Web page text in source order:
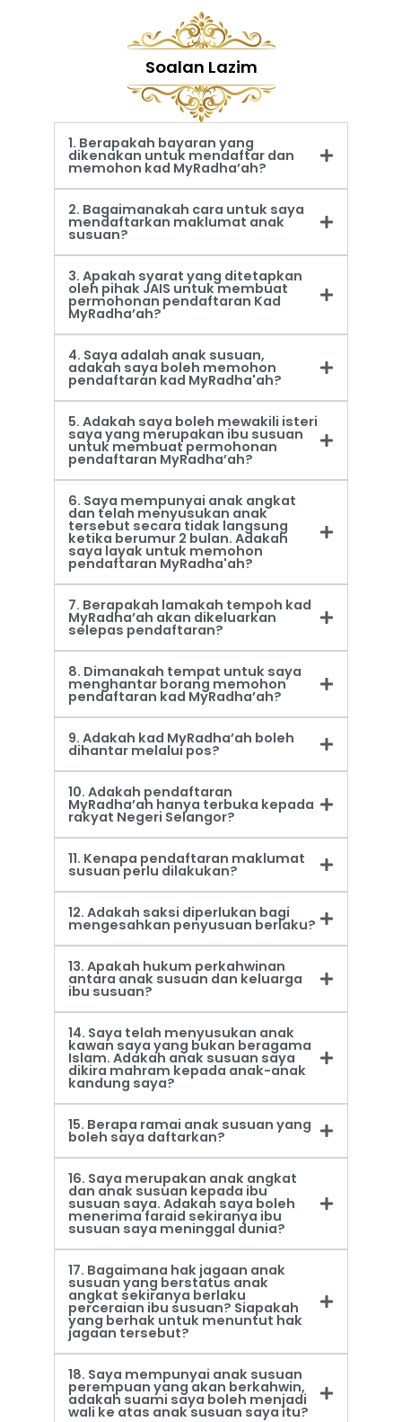
Soalan Lazim
1. Berapakah bayaran yang
dikenakan untuk mendaftar dan
memohon kad MyRadha’ah?
2. Bagaimanakah cara untuk saya
mendaftarkan maklumat anak
susuan?
3. Apakah syarat yang ditetapkan
oleh pihak JAIS untuk membuat
permohonan pendaftaran Kad
MyRadha’ah?
4. Saya adalah anak susuan,
adakah saya boleh memohon
pendaftaran kad MyRadha'ah?
5. Adakah saya boleh mewakili isteri
saya yang merupakan ibu susuan
untuk membuat permohonan
pendaftaran MyRadha’ah?
6. Saya mempunyai anak angkat
dan telah menyusukan anak
tersebut secara tidak langsung
ketika berumur 2 bulan. Adakah
saya layak untuk memohon
pendaftaran MyRadha'ah?
7. Berapakah lamakah tempoh kad
MyRadha’ah akan dikeluarkan
selepas pendaftaran?
8. Dimanakah tempat untuk saya
menghantar borang memohon
pendaftaran kad MyRadha’ah?
9. Adakah kad MyRadha’ah boleh
dihantar melalui pos?
10. Adakah pendaftaran
MyRadha’ah hanya terbuka kepada
rakyat Negeri Selangor?
11. Kenapa pendaftaran maklumat
susuan perlu dilakukan?
12. Adakah saksi diperlukan bagi
mengesahkan penyusuan berlaku?
13. Apakah hukum perkahwinan
antara anak susuan dan keluarga
ibu susuan?
14. Saya telah menyusukan anak
kawan saya yang bukan beragama
Islam. Adakah anak susuan saya
dikira mahram kepada anak-anak
kandung saya?
15. Berapa ramai anak susuan yang
boleh saya daftarkan?
16. Saya merupakan anak angkat
dan anak susuan kepada ibu
susuan saya. Adakah saya boleh
menerima faraid sekiranya ibu
susuan saya meninggal dunia?
17. Bagaimana hak jagaan anak
susuan yang berstatus anak
angkat sekiranya berlaku
perceraian ibu susuan? Siapakah
yang berhak untuk menuntut hak
jagaan tersebut?
18. Saya mempunyai anak susuan
perempuan yang akan berkahwin,
adakah suami saya boleh menjadi
wali ke atas anak susuan saya itu?